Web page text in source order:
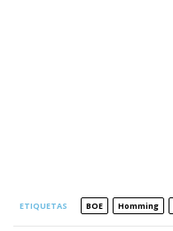
ETIQUETAS BOE Homming